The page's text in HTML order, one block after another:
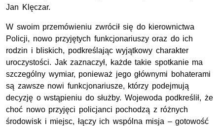
Jan Klęczar.
W swoim przemówieniu zwrócił się do kierownictwa
Policji, nowo przyjętych funkcjonariuszy oraz do ich
rodzin i bliskich, podkreślając wyjątkowy charakter
uroczystości. Jak zaznaczył, każde takie spotkanie ma
szczególny wymiar, ponieważ jego głównymi bohaterami
są zawsze nowi funkcjonariusze, którzy podejmują
decyzję o wstąpieniu do służby. Wojewoda podkreślił, że
choć nowo przyjęci policjanci pochodzą z różnych
środowisk i miejsc, łączy ich wspólna misja – gotowość